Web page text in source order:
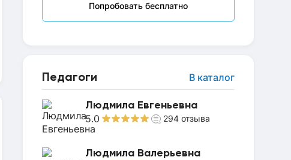
Попробовать бесплатно
Педагоги В каталог
Людмила Евгеньевна
5.0 294 отзыва
Людмила Валерьевна